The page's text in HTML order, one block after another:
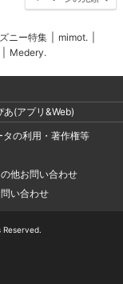
ニー特集 mimot.
Medery.
あ(アプリ&Web)
タの利用・著作権等
他お問い合わせ
い合わせ